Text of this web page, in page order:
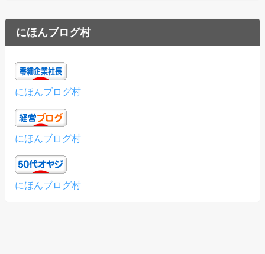
にほんブログ村
にほんブログ村
にほんブログ村
にほんブログ村